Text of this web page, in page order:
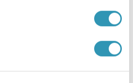
d’episodi
contaminació